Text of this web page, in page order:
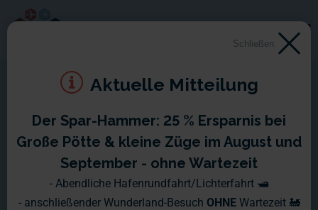
Wunderland Special - Die
kleinsten fahrenden Autos
der Welt
Schließen
Aktuelle Mitteilung
Der Spar-Hammer: 25 % Ersparnis bei
Große Pötte & kleine Züge im August und
September - ohne Wartezeit
- Abendliche Hafenrundfahrt/Lichterfahrt 🛥️
- anschließender Wunderland-Besuch OHNE Wartezeit 🚂